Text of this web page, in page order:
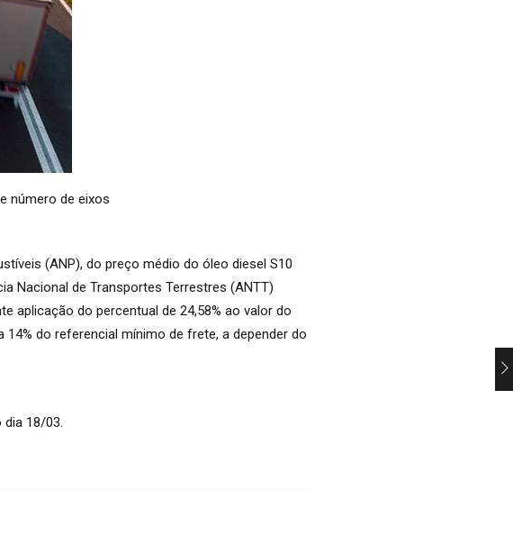
número de eixos
(ANP), do preço médio do óleo diesel S10
Nacional de Transportes Terrestres (ANTT)
aplicação do percentual de 24,58% ao valor do
do referencial mínimo de frete, a depender do
dia 18/03.